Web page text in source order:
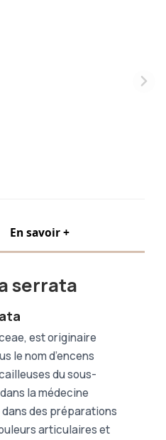
En savoir +
serrata
est originaire
le nom d’encens
du sous-
la médecine
des préparations
articulaires et